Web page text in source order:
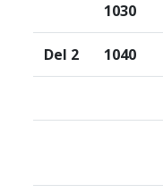
1030
Del 2 1040